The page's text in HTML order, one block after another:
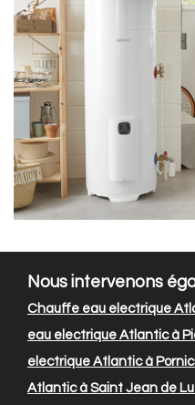
Nous intervenons
Chauffe eau electrique
eau electrique Atlantic à
electrique Atlantic à Pornic
Atlantic à Saint Jean de